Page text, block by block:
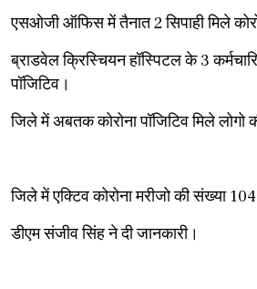
एसओजी ऑफिस में तैनात 2 सिपाही मिले
ब्राडवेल क्रिस्चियन हॉस्पिटल के 3
पॉजिटिव।
जिले में अबतक कोरोना पॉजिटिव मिले लोगो
जिले में एक्टिव कोरोना मरीजो की संख्या
डीएम संजीव सिंह ने दी जानकारी।